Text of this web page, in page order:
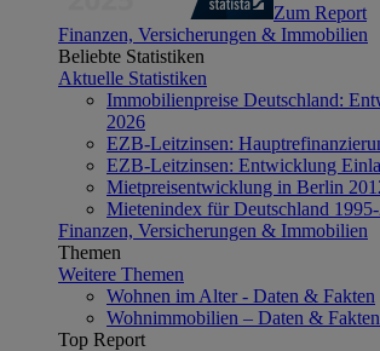
Zum Report
Finanzen, Versicherungen & Immobilien
Beliebte Statistiken
Aktuelle Statistiken
Immobilienpreise Deutschland:
2026
EZB-Leitzinsen:
EZB-Leitzinsen: Entwicklung
Mietpreisentwicklung in Berlin
Mietenindex für Deutschland
Finanzen, Versicherungen & Immobilien
Themen
Weitere Themen
Wohnen im Alter - Daten & Fakten
Wohnimmobilien – Daten & Fakten
Top Report